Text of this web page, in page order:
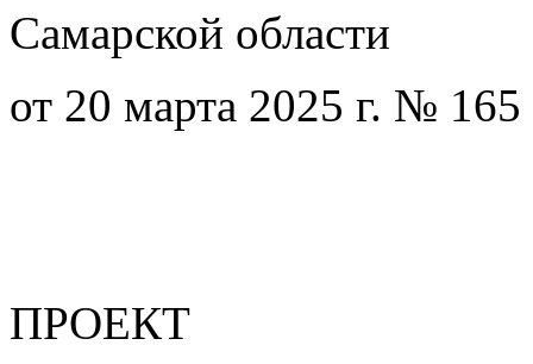
Самарской области
от 20 марта 2025 г. № 165
ПРОЕКТ